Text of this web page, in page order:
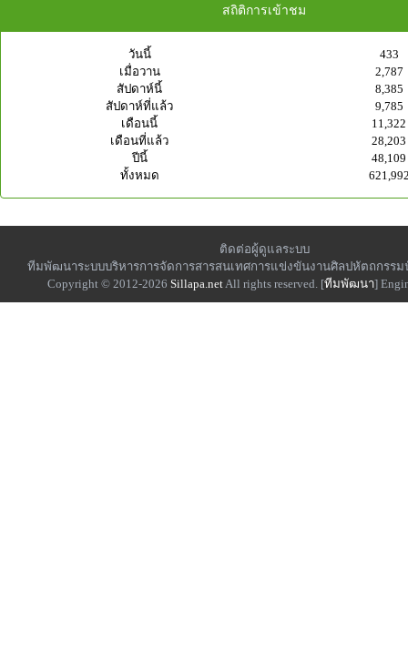
สถิติการเข้าชม
วันนี้
433
เมื่อวาน
2,787
สัปดาห์นี้
8,385
สัปดาห์ที่แล้ว
9,785
เดือนนี้
11,322
เดือนที่แล้ว
28,203
ปีนี้
48,109
ทั้งหมด
ติดต่อผู้ดูแลระบบ
ทีมพัฒนาระบบบริหารการจัดการสารสนเทศการแข่งขันงานศิลปหัตถกรรม
Copyright © 2012-2026 Sillapa.net All rights reserved. [ทีมพัฒนา]